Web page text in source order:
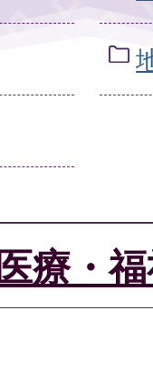
医療・